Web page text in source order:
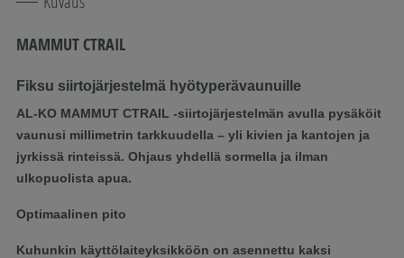
MAMMUT CTRAIL
Fiksu siirtojärjestelmä hyötyperävaunuille
AL-KO MAMMUT CTRAIL -siirtojärjestelmän avulla pysäköit
vaunusi millimetrin tarkkuudella – yli kivien ja kantojen ja
jyrkissä rinteissä. Ohjaus yhdellä sormella ja ilman
ulkopuolista apua.
Optimaalinen pito
Kuhunkin käyttölaiteyksikköön on asennettu kaksi